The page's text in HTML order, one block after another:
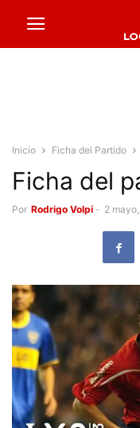
Inicio Ficha del Partido
Ficha del
Por Rodrigo Volpi - 2